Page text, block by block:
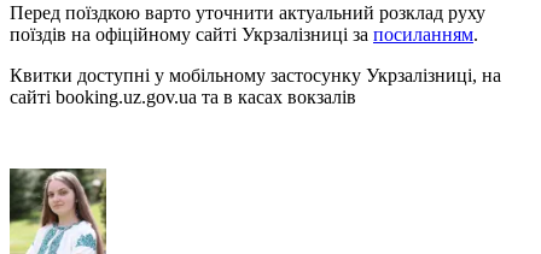
Перед поїздкою варто уточнити актуальний розклад руху
поїздів на офіційному сайті Укрзалізниці за посиланням.
Квитки доступні у мобільному застосунку Укрзалізниці, на
сайті booking.uz.gov.ua та в касах вокзалів